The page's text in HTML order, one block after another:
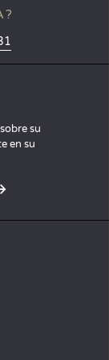
su
en su